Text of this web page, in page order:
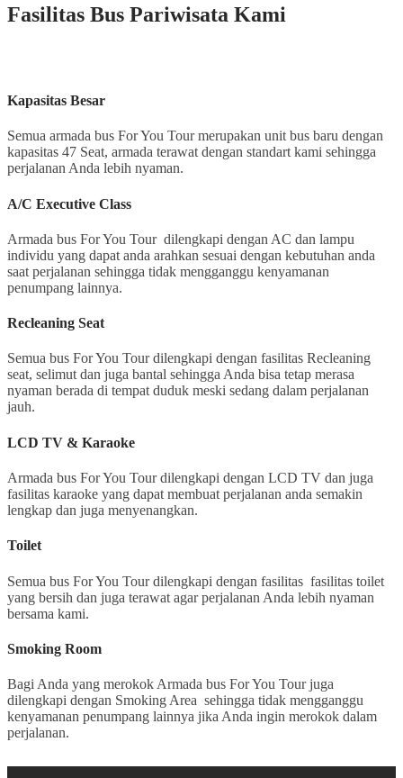
Fasilitas Bus Pariwisata Kami
Kapasitas Besar
Semua armada bus For You Tour merupakan unit bus baru dengan
kapasitas 47 Seat, armada terawat dengan standart kami sehingga
perjalanan Anda lebih nyaman.
A/C Executive Class
Armada bus For You Tour dilengkapi dengan AC dan lampu
individu yang dapat anda arahkan sesuai dengan kebutuhan anda
saat perjalanan sehingga tidak mengganggu kenyamanan
penumpang lainnya.
Recleaning Seat
Semua bus For You Tour dilengkapi dengan fasilitas Recleaning
seat, selimut dan juga bantal sehingga Anda bisa tetap merasa
nyaman berada di tempat duduk meski sedang dalam perjalanan
jauh.
LCD TV & Karaoke
Armada bus For You Tour dilengkapi dengan LCD TV dan juga
fasilitas karaoke yang dapat membuat perjalanan anda semakin
lengkap dan juga menyenangkan.
Toilet
Semua bus For You Tour dilengkapi dengan fasilitas fasilitas toilet
yang bersih dan juga terawat agar perjalanan Anda lebih nyaman
bersama kami.
Smoking Room
Bagi Anda yang merokok Armada bus For You Tour juga
dilengkapi dengan Smoking Area sehingga tidak mengganggu
kenyamanan penumpang lainnya jika Anda ingin merokok dalam
perjalanan.